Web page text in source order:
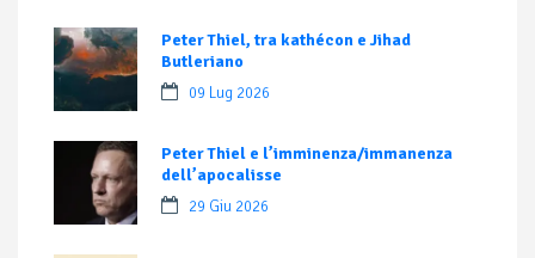
Peter Thiel, tra kathécon e Jihad
Butleriano
09 Lug 2026
Peter Thiel e l’imminenza/immanenza
dell’apocalisse
29 Giu 2026